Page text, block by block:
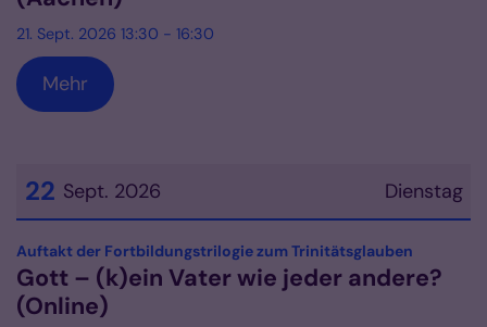
21. Sept. 2026 13:30 - 16:30
Mehr
Dienstag
22 Sept. 2026
Datum: 22. September 2026
Auftakt der Fortbildungstrilogie zum Trinitätsglauben
Gott – (k)ein Vater wie jeder andere?
(Online)